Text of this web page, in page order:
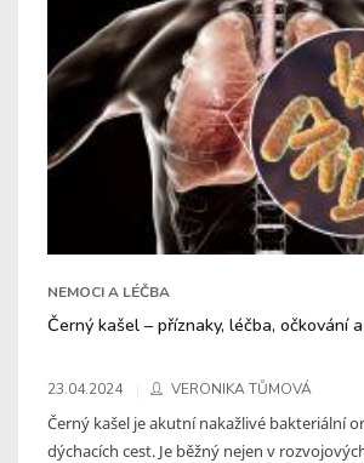
NEMOCI A LÉČBA
Černý kašel – příznaky, léčba, očkování
23.04.2024 VERONIKA TŮMOVÁ
Černý kašel je akutní nakažlivé bakteriální
dýchacích cest. Je běžný nejen v